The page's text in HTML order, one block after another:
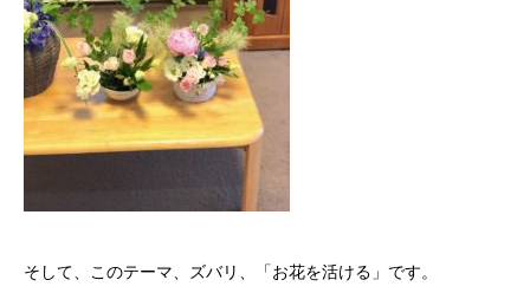
そして、このテーマ、ズバリ、「お花を活ける」です。